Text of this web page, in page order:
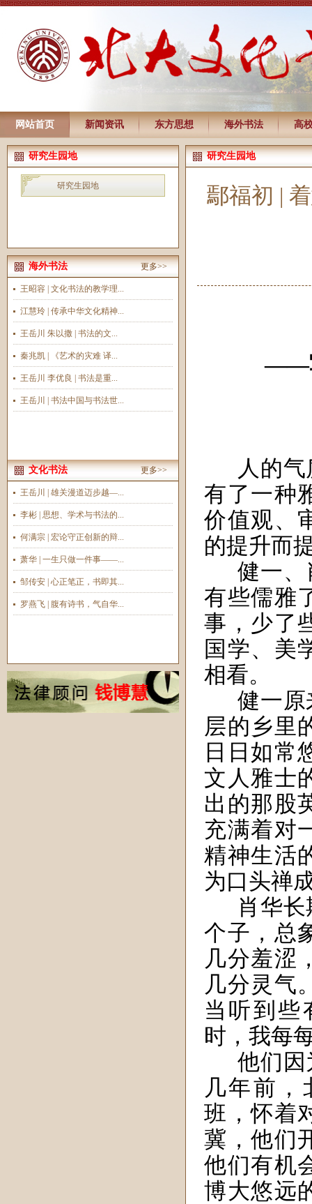
网站首页 新闻资讯 东方思想 海外书法 高
研究生园地
研究生园地
海外书法 更多>>
王昭容 | 文化书法的教学理...
江慧玲 | 传承中华文化精神...
王岳川 朱以撒 | 书法的文...
秦兆凯 | 《艺术的灾难 译...
王岳川 李优良 | 书法是重...
王岳川 | 书法中国与书法世...
文化书法 更多>>
王岳川 | 雄关漫道迈步越—...
李彬 | 思想、学术与书法的...
何满宗 | 宏论守正创新的辩...
萧华 | 一生只做一件事——...
邹传安 | 心正笔正，书即其...
罗燕飞 | 腹有诗书，气自华...
研究生园地
鄢福初 |
——
人的
有了一种
价值观、
的提升而
健一、
有些儒雅
事，少了
国学、美
相看。
健一原
层的乡里
日日如常
文人雅士
出的那股
充满着对
精神生活
为口头禅
肖华
个子，总
几分羞涩
几分灵气
当听到些
时，我每
他们因
几年前，
班，怀着
冀，他们
他们有机
博大悠远